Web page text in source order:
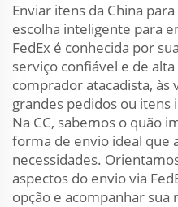
Enviar itens da China
escolha inteligente para
FedEx é conhecida por
serviço confiável e de
comprador atacadista, às
grandes pedidos ou
Na CC, sabemos o quão
forma de envio ideal que
necessidades.
aspectos do envio via
opção e acompanhar